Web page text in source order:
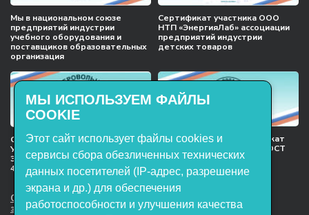
Мы в национальном союзе
предприятий индустрии
учебного оборудования и
поставщиков образовательных
организация
Сертификат участника ООО
НТП «ЭнергияЛаб» ассоциации
предприятий индустрии
детских товаров
Сертификат соответствия
Учебное оборудование, марки
ЭнергияЛаб ТУ 32.99.53–001–
47627947–2021 Серийный выпуск
Международный сертификат
менеджмента качества ГОСТ
ISO 9001:2015
ООО НТП «ЭнергияЛаб». Все права
защищены.
МЫ ИСПОЛЬЗУЕМ ФАЙЛЫ
COOKIE
Этот сайт использует файлы cookies и
сервисы сбора обезличенных технических
данных посетителей (IP-адрес, разрешение
экрана и др.) для обеспечения
работоспособности и улучшения качества